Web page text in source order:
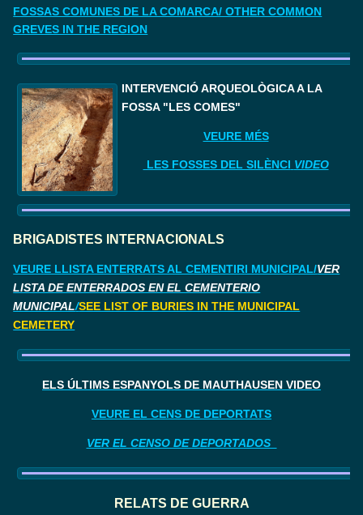
FOSSAS COMUNES DE LA COMARCA/ OTHER COMMON
GREVES IN THE REGION
INTERVENCIÓ ARQUEOLÒGICA A LA
FOSSA "LES COMES"
VEURE MÉS
LES FOSSES DEL SILÈNCI VIDEO
BRIGADISTES INTERNACIONALS
VEURE LLISTA ENTERRATS AL CEMENTIRI MUNICIPAL/VER
LISTA DE ENTERRADOS EN EL CEMENTERIO
MUNICIPAL/SEE LIST OF BURIES IN THE MUNICIPAL
CEMETERY
ELS ÚLTIMS ESPANYOLS DE MAUTHAUSEN VIDEO
VEURE EL CENS DE DEPORTATS
VER EL CENSO DE DEPORTADOS
RELATS DE GUERRA